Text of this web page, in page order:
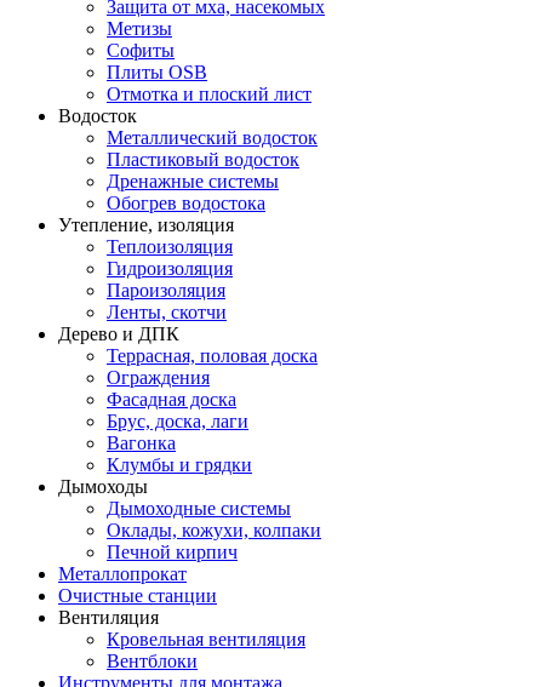
Защита от мха, насекомых
Метизы
Софиты
Плиты OSB
Отмотка и плоский лист
Водосток
Металлический водосток
Пластиковый водосток
Дренажные системы
Обогрев водостока
Утепление, изоляция
Теплоизоляция
Гидроизоляция
Пароизоляция
Ленты, скотчи
Дерево и ДПК
Террасная, половая доска
Ограждения
Фасадная доска
Брус, доска, лаги
Вагонка
Клумбы и грядки
Дымоходы
Дымоходные системы
Оклады, кожухи, колпаки
Печной кирпич
Металлопрокат
Очистные станции
Вентиляция
Кровельная вентиляция
Вентблоки
Инструменты для монтажа